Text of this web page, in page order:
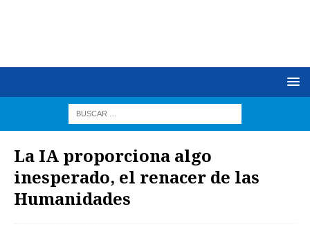
La IA proporciona algo
inesperado, el renacer de las
Humanidades